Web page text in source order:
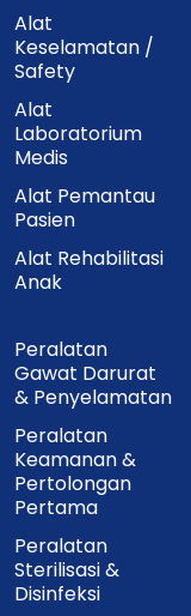
Alat
Keselamatan /
Safety
Alat
Laboratorium
Medis
Alat Pemantau
Pasien
Alat Rehabilitasi
Anak
Peralatan
Gawat Darurat
& Penyelamatan
Peralatan
Keamanan &
Pertolongan
Pertama
Peralatan
Sterilisasi &
Disinfeksi